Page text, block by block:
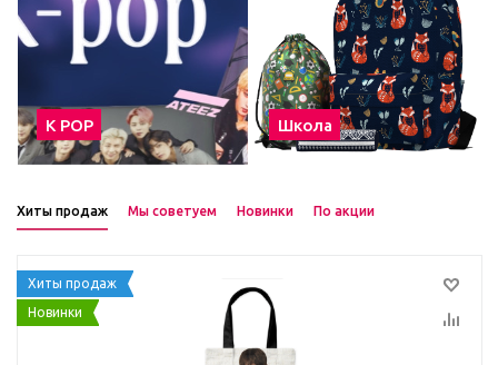
К POP Школа
Хиты продаж Мы советуем Новинки По акции
Хиты продаж
Новинки